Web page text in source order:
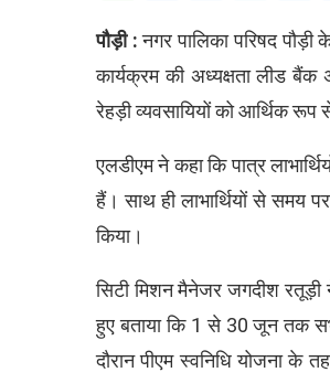
पौड़ी :नगर पालिका परिषद
कार्यक्रम की अध्यक्षता लीड बैंक
रेहड़ी व्यवसायियों को आर्थिक
एलडीएम ने कहा कि पात्र
हैं। साथ ही लाभार्थियों से समय
किया।
सिटी मिशन मैनेजर जगदीश रतूड़ी
हुए बताया कि 1 से 30 जून तक
दौरान पीएम स्वनिधि योजना